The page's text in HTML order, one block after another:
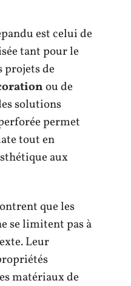
est celui de
tant pour le
projets de
ou de
solutions
permet
tout en
aux
que les
se limitent pas à
Leur
matériaux de